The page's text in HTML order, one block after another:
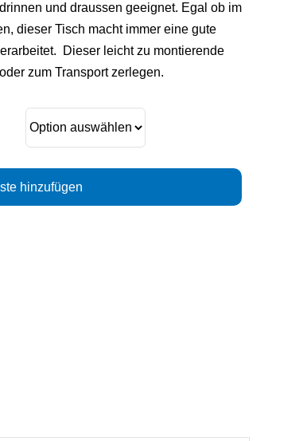
und draussen geeignet. Egal ob im
dieser Tisch macht immer eine gute
Dieser leicht zu montierende
zum Transport zerlegen.
hinzufügen